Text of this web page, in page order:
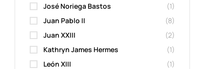
José Noriega Bastos
(1)
Juan Pablo II
(8)
Juan XXIII
(2)
Kathryn James Hermes
(1)
León XIII
(1)